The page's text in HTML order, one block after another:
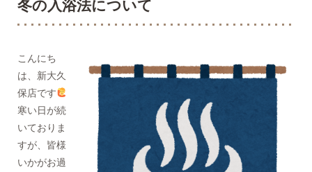
冬の入浴法について
こんにち
は、新大久
保店です
寒い日が続
いておりま
すが、皆様
いかがお過